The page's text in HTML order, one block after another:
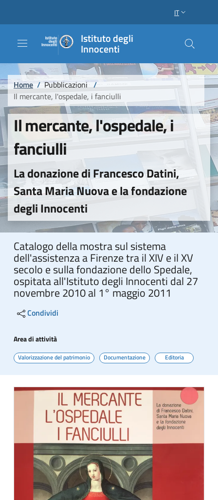
SELETTORE
IT
Istituto degli
Innocenti
Briciole di pane
Home / Pubblicazioni /
Il mercante, l'ospedale, i fanciulli
Il mercante, l'ospedale, i
fanciulli
La donazione di Francesco Datini,
Santa Maria Nuova e la fondazione
degli Innocenti
Catalogo della mostra sul sistema
dell'assistenza a Firenze tra il XIV e il XV
secolo e sulla fondazione dello Spedale,
ospitata all'Istituto degli Innocenti dal 27
novembre 2010 al 1° maggio 2011
Condividi
Area di attività
Valorizzazione del patrimonio Documentazione Editoria